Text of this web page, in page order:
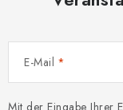
E-Mail
Mit der Eingabe Ihrer